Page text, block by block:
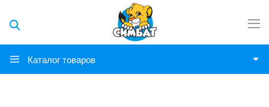
Каталог товаров